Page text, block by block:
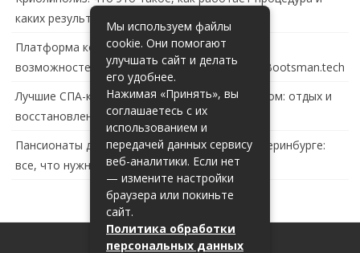
каких результатов ждать
Платформа контейнеризации в России: обзор
возможностей и перспектив развития сайта Bootsman.tech
Лучшие СПА-комплексы в Тольятти с бассейном: отдых и
восстановление за городом
Пансионаты для пожилых с деменцией в Екатеринбурге:
все, что нужно знать
Мы используем файлы
cookie. Они помогают
улучшать сайт и делать
его удобнее.
Нажимая «Принять», вы
соглашаетесь с их
использованием и
передачей данных сервису
веб-аналитики. Если нет
— измените настройки
браузера или покиньте
сайт.
Политика обработки
персональных данных